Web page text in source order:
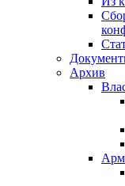
Архив